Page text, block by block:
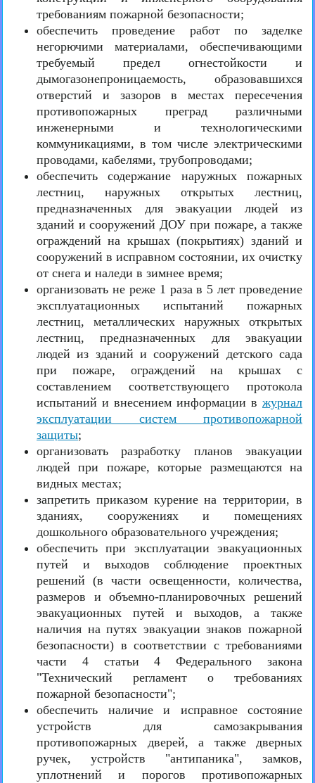
требованиям пожарной безопасности;
обеспечить проведение работ по заделке
негорючими материалами, обеспечивающими
требуемый предел огнестойкости и
дымогазонепроницаемость, образовавшихся
отверстий и зазоров в местах пересечения
противопожарных преград различными
инженерными и технологическими
коммуникациями, в том числе электрическими
проводами, кабелями, трубопроводами;
обеспечить содержание наружных пожарных
лестниц, наружных открытых лестниц,
предназначенных для эвакуации людей из
зданий и сооружений ДОУ при пожаре, а также
ограждений на крышах (покрытиях) зданий и
сооружений в исправном состоянии, их очистку
от снега и наледи в зимнее время;
организовать не реже 1 раза в 5 лет проведение
эксплуатационных испытаний пожарных
лестниц, металлических наружных открытых
лестниц, предназначенных для эвакуации
людей из зданий и сооружений детского сада
при пожаре, ограждений на крышах с
составлением соответствующего протокола
испытаний и внесением информации в журнал
эксплуатации систем противопожарной
защиты;
организовать разработку планов эвакуации
людей при пожаре, которые размещаются на
видных местах;
запретить приказом курение на территории, в
зданиях, сооружениях и помещениях
дошкольного образовательного учреждения;
обеспечить при эксплуатации эвакуационных
путей и выходов соблюдение проектных
решений (в части освещенности, количества,
размеров и объемно-планировочных решений
эвакуационных путей и выходов, а также
наличия на путях эвакуации знаков пожарной
безопасности) в соответствии с требованиями
части 4 статьи 4 Федерального закона
"Технический регламент о требованиях
пожарной безопасности";
обеспечить наличие и исправное состояние
устройств для самозакрывания
противопожарных дверей, а также дверных
ручек, устройств "антипаника", замков,
уплотнений и порогов противопожарных